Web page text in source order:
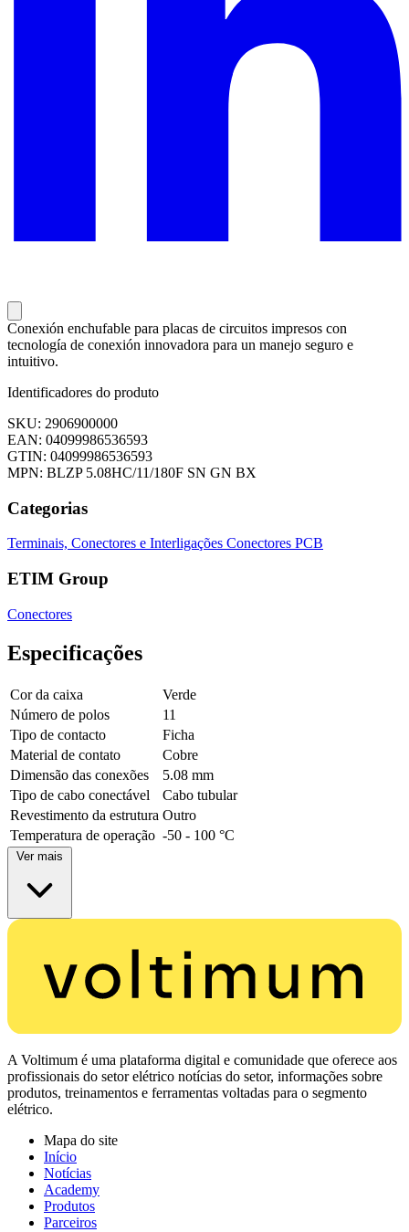
Conexión enchufable para placas de circuitos impresos con
tecnología de conexión innovadora para un manejo seguro e
intuitivo.
Identificadores do produto
SKU: 2906900000
EAN: 04099986536593
GTIN: 04099986536593
MPN: BLZP 5.08HC/11/180F SN GN BX
Categorias
Terminais, Conectores e Interligações Conectores PCB
ETIM Group
Conectores
Especificações
Cor da caixa
Verde
Número de polos
11
Tipo de contacto
Ficha
Material de contato
Cobre
Dimensão das conexões
5.08 mm
Tipo de cabo conectável
Cabo tubular
Revestimento da estrutura Outro
Temperatura de operação -50 - 100 °C
Ver mais
A Voltimum é uma plataforma digital e comunidade que oferece aos
profissionais do setor elétrico notícias do setor, informações sobre
produtos, treinamentos e ferramentas voltadas para o segmento
elétrico.
Mapa do site
Início
Notícias
Academy
Produtos
Parceiros